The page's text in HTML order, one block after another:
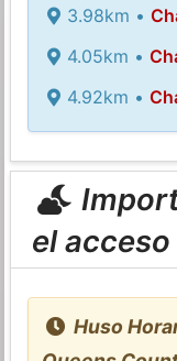
3.98km •
4.05km •
4.92km •
el
Huso